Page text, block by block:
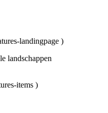
landingpage )
landschappen
items )